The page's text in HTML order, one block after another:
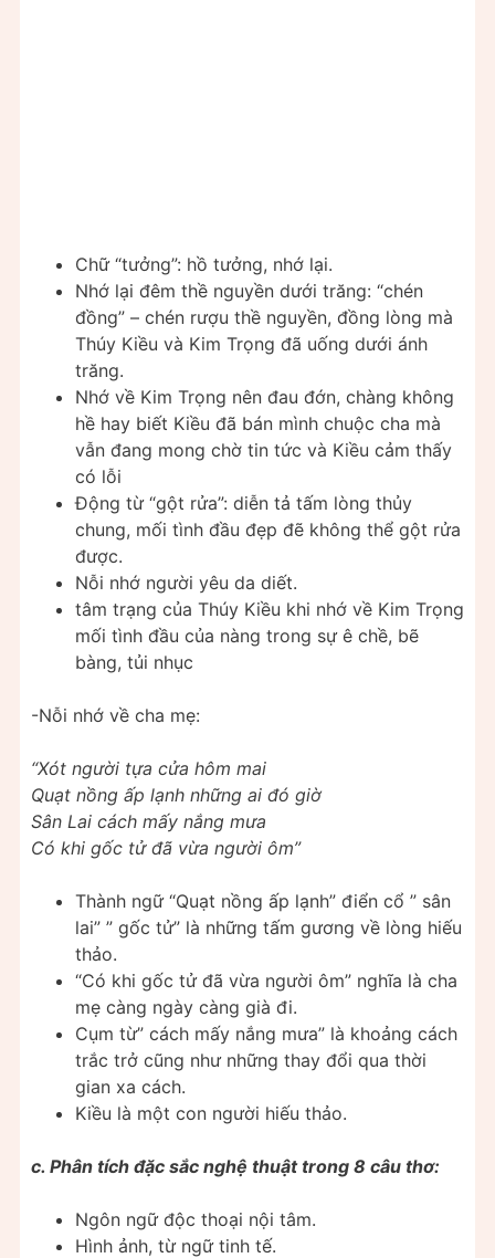
Chữ “tưởng”: hồ tưởng, nhớ lại.
Nhớ lại đêm thề nguyền dưới trăng: “chén
đồng” – chén rượu thề nguyền, đồng lòng mà
Thúy Kiều và Kim Trọng đã uống dưới ánh
trăng.
Nhớ về Kim Trọng nên đau đớn, chàng không
hề hay biết Kiều đã bán mình chuộc cha mà
vẫn đang mong chờ tin tức và Kiều cảm thấy
có lỗi
Động từ “gột rửa”: diễn tả tấm lòng thủy
chung, mối tình đầu đẹp đẽ không thể gột rửa
được.
Nỗi nhớ người yêu da diết.
tâm trạng của Thúy Kiều khi nhớ về Kim Trọng
mối tình đầu của nàng trong sự ê chề, bẽ
bàng, tủi nhục
-Nỗi nhớ về cha mẹ:
“Xót người tựa cửa hôm mai
Quạt nồng ấp lạnh những ai đó giờ
Sân Lai cách mấy nắng mưa
Có khi gốc tử đã vừa người ôm”
Thành ngữ “Quạt nồng ấp lạnh” điển cổ ” sân
lai” ” gốc tử” là những tấm gương về lòng hiếu
thảo.
“Có khi gốc tử đã vừa người ôm” nghĩa là cha
mẹ càng ngày càng già đi.
Cụm từ” cách mấy nắng mưa” là khoảng cách
trắc trở cũng như những thay đổi qua thời
gian xa cách.
Kiều là một con người hiếu thảo.
c. Phân tích đặc sắc nghệ thuật trong 8 câu thơ:
Ngôn ngữ độc thoại nội tâm.
Hình ảnh, từ ngữ tinh tế.